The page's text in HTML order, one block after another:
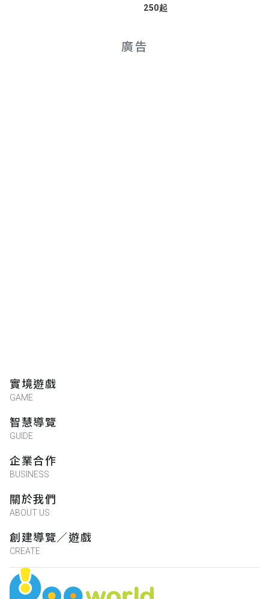
250起
廣告
實境遊戲
GAME
智慧導覽
GUIDE
企業合作
BUSINESS
關於我們
ABOUT US
創建導覽／遊戲
CREATE